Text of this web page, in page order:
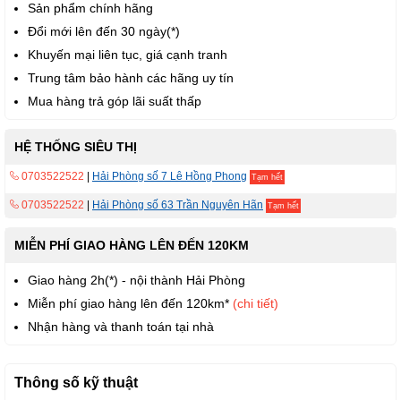
Sản phẩm chính hãng
Đổi mới lên đến 30 ngày(*)
Khuyến mại liên tục, giá cạnh tranh
Trung tâm bảo hành các hãng uy tín
Mua hàng trả góp lãi suất thấp
HỆ THỐNG SIÊU THỊ
0703522522 Hải Phòng số 7 Lê Hồng Phong Tạm hết
0703522522 Hải Phòng số 63 Trần Nguyên Hãn Tạm hết
MIỄN PHÍ GIAO HÀNG LÊN ĐẾN 120KM
Giao hàng 2h(*) - nội thành Hải Phòng
Miễn phí giao hàng lên đến 120km* (chi tiết)
Nhận hàng và thanh toán tại nhà
Thông số kỹ thuật